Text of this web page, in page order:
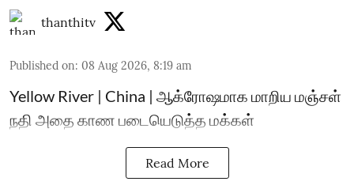
thanthitv
Published on: 08 Aug 2026, 8:19 am
Yellow River | China | ஆக்ரோஷமாக மாறிய மஞ்சள்
நதி அதை காண படையெடுத்த மக்கள்
Read More